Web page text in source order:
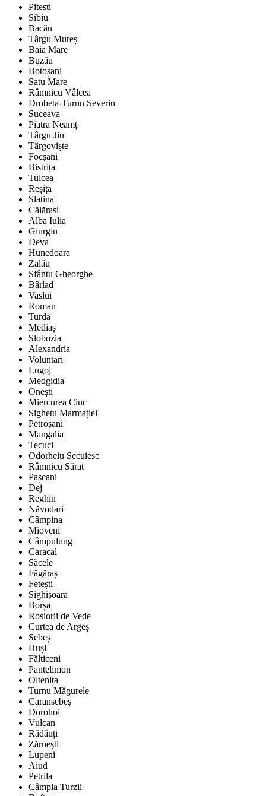
Pitești
Sibiu
Bacău
Târgu Mureș
Baia Mare
Buzău
Botoșani
Satu Mare
Râmnicu Vâlcea
Drobeta-Turnu Severin
Suceava
Piatra Neamț
Târgu Jiu
Târgoviște
Focșani
Bistrița
Tulcea
Reșița
Slatina
Călărași
Alba Iulia
Giurgiu
Deva
Hunedoara
Zalău
Sfântu Gheorghe
Bârlad
Vaslui
Roman
Turda
Mediaș
Slobozia
Alexandria
Voluntari
Lugoj
Medgidia
Onești
Miercurea Ciuc
Sighetu Marmației
Petroșani
Mangalia
Tecuci
Odorheiu Secuiesc
Râmnicu Sărat
Pașcani
Dej
Reghin
Năvodari
Câmpina
Mioveni
Câmpulung
Caracal
Săcele
Făgăraș
Fetești
Sighișoara
Borșa
Roșiorii de Vede
Curtea de Argeș
Sebeș
Huși
Fălticeni
Pantelimon
Oltenița
Turnu Măgurele
Caransebeș
Dorohoi
Vulcan
Rădăuți
Zărnești
Lupeni
Aiud
Petrila
Câmpia Turzii